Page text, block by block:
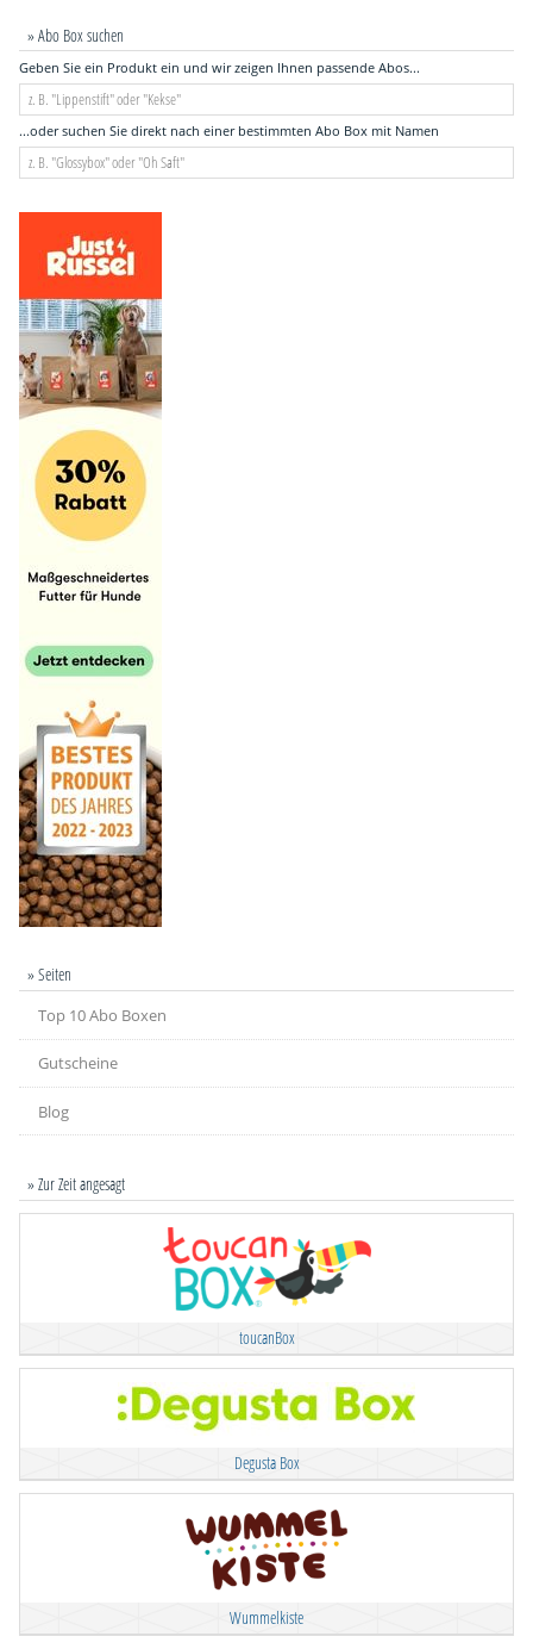
» Abo Box suchen
Geben Sie ein Produkt ein und wir zeigen Ihnen passende Abos...
...oder suchen Sie direkt nach einer bestimmten Abo Box mit Namen
» Seiten
Top 10 Abo Boxen
Gutscheine
Blog
» Zur Zeit angesagt
toucanBox
Degusta Box
Wummelkiste